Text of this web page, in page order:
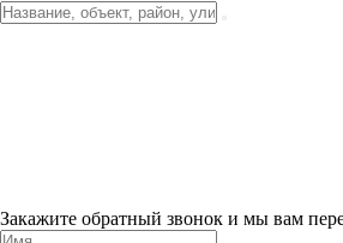
Закажите обратный звонок и мы вам